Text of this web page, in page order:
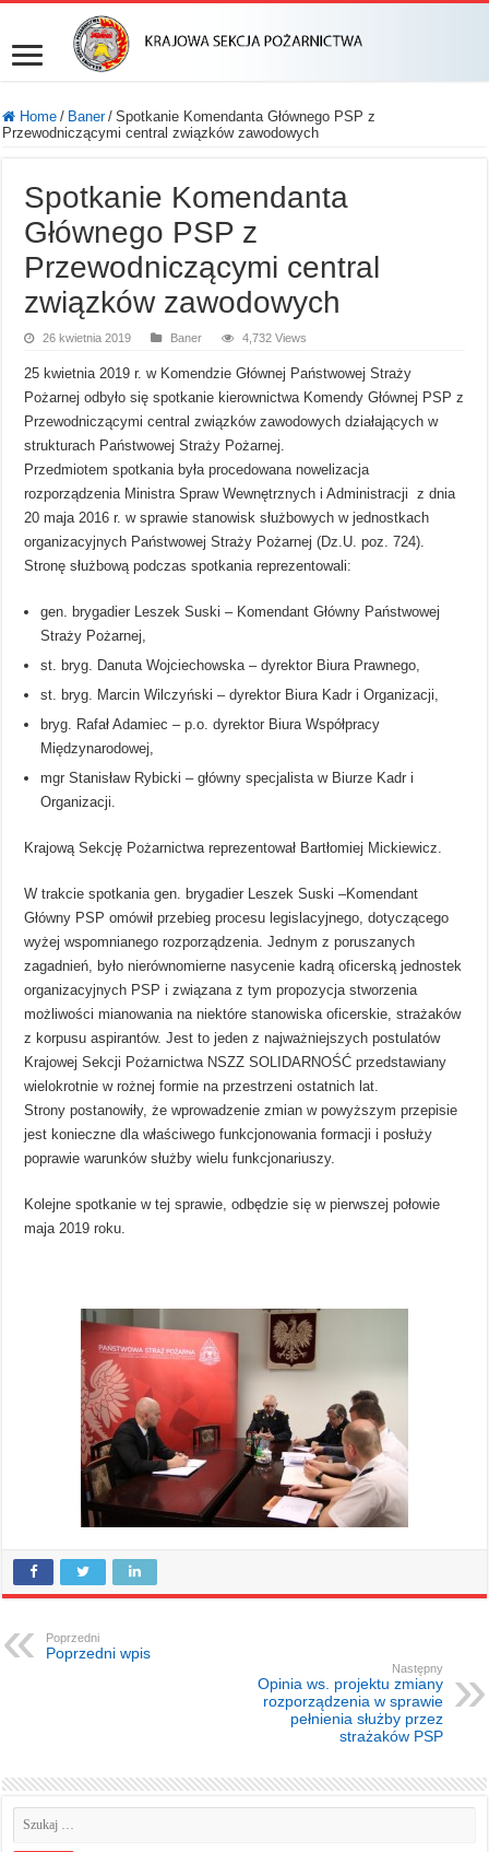
Home / Baner / Spotkanie Komendanta Głównego PSP z
Przewodniczącymi central związków zawodowych
Spotkanie Komendanta
Głównego PSP z
Przewodniczącymi central
związków zawodowych
26 kwietnia 2019 Baner 4,732 Views
25 kwietnia 2019 r. w Komendzie Głównej Państwowej Straży
Pożarnej odbyło się spotkanie kierownictwa Komendy Głównej PSP z
Przewodniczącymi central związków zawodowych działających w
strukturach Państwowej Straży Pożarnej.
Przedmiotem spotkania była procedowana nowelizacja
rozporządzenia Ministra Spraw Wewnętrznych i Administracji z dnia
20 maja 2016 r. w sprawie stanowisk służbowych w jednostkach
organizacyjnych Państwowej Straży Pożarnej (Dz.U. poz. 724).
Stronę służbową podczas spotkania reprezentowali:
gen. brygadier Leszek Suski – Komendant Główny Państwowej
Straży Pożarnej,
st. bryg. Danuta Wojciechowska – dyrektor Biura Prawnego,
st. bryg. Marcin Wilczyński – dyrektor Biura Kadr i Organizacji,
bryg. Rafał Adamiec – p.o. dyrektor Biura Współpracy
Międzynarodowej,
mgr Stanisław Rybicki – główny specjalista w Biurze Kadr i
Organizacji.
Krajową Sekcję Pożarnictwa reprezentował Bartłomiej Mickiewicz.
W trakcie spotkania gen. brygadier Leszek Suski –Komendant
Główny PSP omówił przebieg procesu legislacyjnego, dotyczącego
wyżej wspomnianego rozporządzenia. Jednym z poruszanych
zagadnień, było nierównomierne nasycenie kadrą oficerską jednostek
organizacyjnych PSP i związana z tym propozycja stworzenia
możliwości mianowania na niektóre stanowiska oficerskie, strażaków
z korpusu aspirantów. Jest to jeden z najważniejszych postulatów
Krajowej Sekcji Pożarnictwa NSZZ SOLIDARNOŚĆ przedstawiany
wielokrotnie w rożnej formie na przestrzeni ostatnich lat.
Strony postanowiły, że wprowadzenie zmian w powyższym przepisie
jest konieczne dla właściwego funkcjonowania formacji i posłuży
poprawie warunków służby wielu funkcjonariuszy.
Kolejne spotkanie w tej sprawie, odbędzie się w pierwszej połowie
maja 2019 roku.
Poprzedni
Poprzedni wpis
Następny
Opinia ws. projektu zmiany
rozporządzenia w sprawie
pełnienia służby przez
strażaków PSP